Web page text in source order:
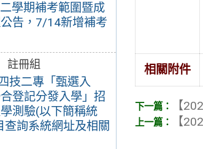
學期補考範圍暨成
告，7/14新增補考
註冊組
技二專「甄選入
登記分發入學」招
測驗(以下簡稱統
查詢系統網址及相關
相關附件
【
【